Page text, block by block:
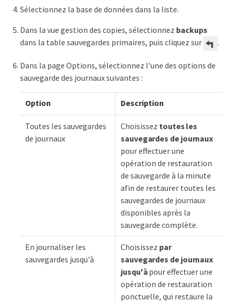
Sélectionnez la base de données dans la liste.
Dans la vue gestion des copies, sélectionnez backups
dans la table sauvegardes primaires, puis cliquez sur
.
Dans la page Options, sélectionnez l'une des options de
sauvegarde des journaux suivantes :
Option Description
Toutes les sauvegardes
de journaux
Choisissez toutes les
sauvegardes de journaux
pour effectuer une
opération de restauration
de sauvegarde à la minute
afin de restaurer toutes les
sauvegardes de journaux
disponibles après la
sauvegarde complète.
En journaliser les
sauvegardes jusqu'à
Choisissez par
sauvegardes de journaux
jusqu'à pour effectuer une
opération de restauration
ponctuelle, qui restaure la